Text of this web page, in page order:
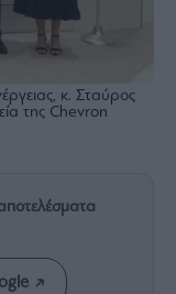
κ. Σταύρος
της Chevron